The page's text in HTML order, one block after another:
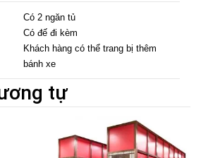
Có 2 ngăn tủ
Có đế đi kèm
Khách hàng có thể trang bị thêm
bánh xe
tự